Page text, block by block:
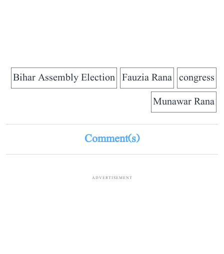
congress
Fauzia Rana
Bihar Assembly Election
Munawar Rana
Comment(s)
ADVERTISEMENT